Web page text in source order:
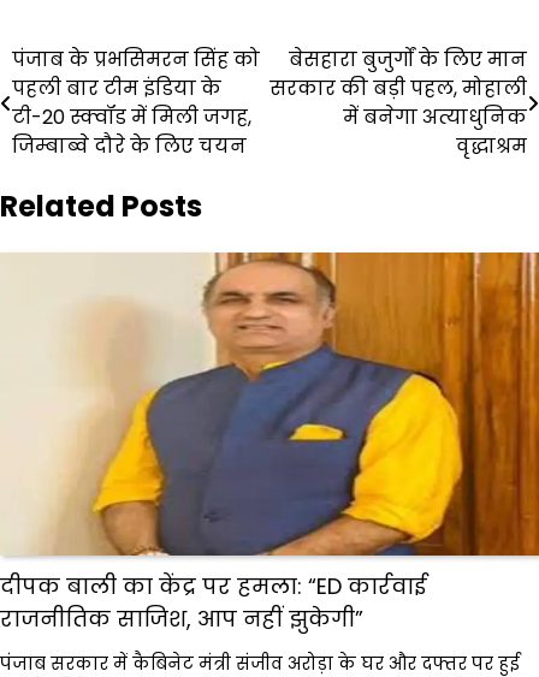
Post
navigation
पंजाब के प्रभसिमरन सिंह को
पहली बार टीम इंडिया के
टी-20 स्क्वॉड में मिली जगह,
जिम्बाब्वे दौरे के लिए चयन
बेसहारा बुजुर्गों के लिए मान
सरकार की बड़ी पहल, मोहाली
में बनेगा अत्याधुनिक
वृद्धाश्रम
Related Posts
दीपक बाली का केंद्र पर हमला: “ED कार्रवाई
राजनीतिक साजिश, आप नहीं झुकेगी”
पंजाब सरकार में कैबिनेट मंत्री संजीव अरोड़ा के घर और दफ्तर पर हुई